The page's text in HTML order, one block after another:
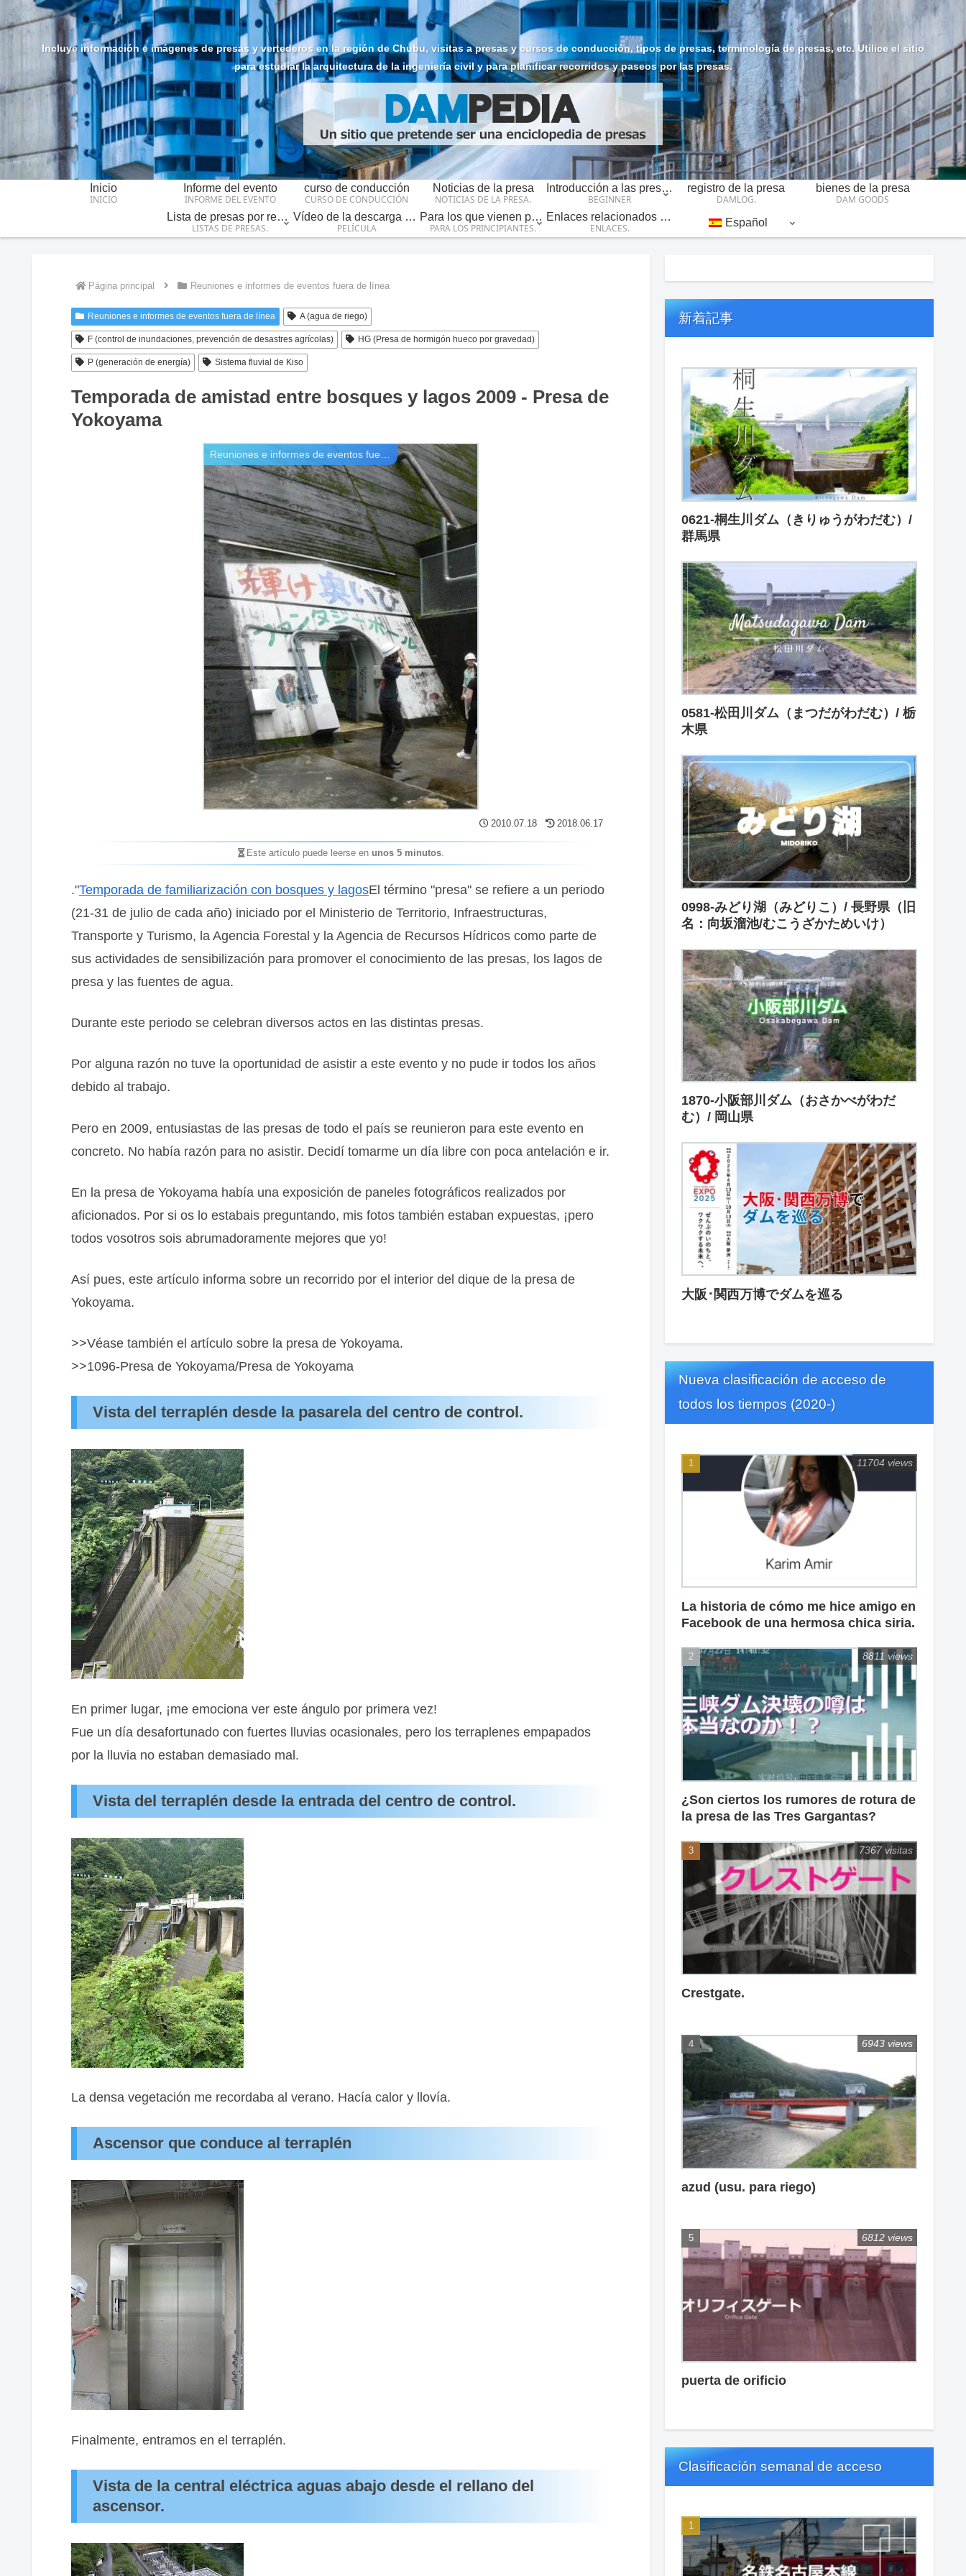
Incluye información e imágenes de presas y vertederos en la región de Chubu, visitas a presas y cursos de conducción, tipos de presas, terminología de presas, etc. Utilice el sitio
para estudiar la arquitectura de la ingeniería civil y para planificar recorridos y paseos por las presas.
Inicio
INICIO
Informe del evento
INFORME DEL EVENTO
curso de conducción
CURSO DE CONDUCCIÓN
Noticias de la presa
NOTICIAS DE LA PRESA.
Introducción a las presas
BEGINNER
registro de la presa
DAMLOG.
bienes de la presa
DAM GOODS
Lista de presas por región/provincia
LISTAS DE PRESAS.
Vídeo de la descarga de la presa
PELÍCULA
Para los que vienen por primera vez.
PARA LOS PRINCIPIANTES.
Enlaces relacionados con las presas
ENLACES.
Español
Página principal Reuniones e informes de eventos fuera de línea
Reuniones e informes de eventos fuera de línea A (agua de riego)
F (control de inundaciones, prevención de desastres agrícolas) HG (Presa de hormigón hueco por gravedad)
P (generación de energía) Sistema fluvial de Kiso
Temporada de amistad entre bosques y lagos 2009 - Presa de
Yokoyama
2010.07.18 2018.06.17
Este artículo puede leerse en unos 5 minutos.
."Temporada de familiarización con bosques y lagosEl término "presa" se refiere a un periodo
(21-31 de julio de cada año) iniciado por el Ministerio de Territorio, Infraestructuras,
Transporte y Turismo, la Agencia Forestal y la Agencia de Recursos Hídricos como parte de
sus actividades de sensibilización para promover el conocimiento de las presas, los lagos de
presa y las fuentes de agua.
Durante este periodo se celebran diversos actos en las distintas presas.
Por alguna razón no tuve la oportunidad de asistir a este evento y no pude ir todos los años
debido al trabajo.
Pero en 2009, entusiastas de las presas de todo el país se reunieron para este evento en
concreto. No había razón para no asistir. Decidí tomarme un día libre con poca antelación e ir.
En la presa de Yokoyama había una exposición de paneles fotográficos realizados por
aficionados. Por si os lo estabais preguntando, mis fotos también estaban expuestas, ¡pero
todos vosotros sois abrumadoramente mejores que yo!
Así pues, este artículo informa sobre un recorrido por el interior del dique de la presa de
Yokoyama.
>>Véase también el artículo sobre la presa de Yokoyama.
>>1096-Presa de Yokoyama/Presa de Yokoyama
Vista del terraplén desde la pasarela del centro de control.
En primer lugar, ¡me emociona ver este ángulo por primera vez!
Fue un día desafortunado con fuertes lluvias ocasionales, pero los terraplenes empapados
por la lluvia no estaban demasiado mal.
Vista del terraplén desde la entrada del centro de control.
La densa vegetación me recordaba al verano. Hacía calor y llovía.
Ascensor que conduce al terraplén
Finalmente, entramos en el terraplén.
Vista de la central eléctrica aguas abajo desde el rellano del
ascensor.
新着記事
0621-桐生川ダム（きりゅうがわだむ）/
群馬県
0581-松田川ダム（まつだがわだむ）/ 栃
木県
0998-みどり湖（みどりこ）/ 長野県（旧
名：向坂溜池/むこうざかためいけ）
1870-小阪部川ダム（おさかべがわだ
む）/ 岡山県
大阪･関西万博でダムを巡る
Nueva clasificación de acceso de
todos los tiempos (2020-)
La historia de cómo me hice amigo en
Facebook de una hermosa chica siria.
11704 views
¿Son ciertos los rumores de rotura de
la presa de las Tres Gargantas?
8811 views
Crestgate.
7367 visitas
azud (usu. para riego)
6943 views
puerta de orificio
6812 views
Clasificación semanal de acceso